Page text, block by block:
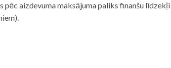
aizdevuma maksājuma paliks finanšu